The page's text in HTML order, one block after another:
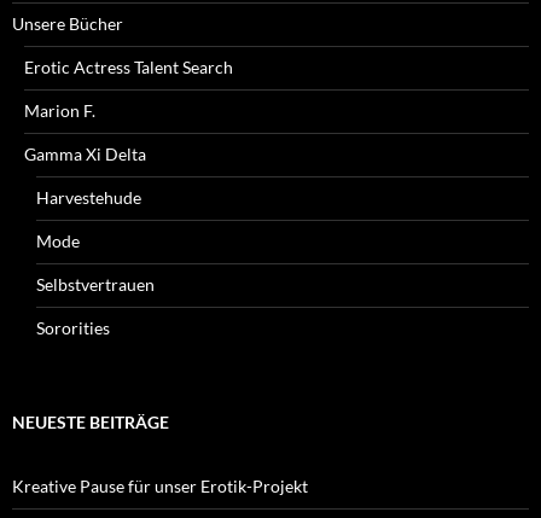
Unsere Bücher
Erotic Actress Talent Search
Marion F.
Gamma Xi Delta
Harvestehude
Mode
Selbstvertrauen
Sororities
NEUESTE BEITRÄGE
Kreative Pause für unser Erotik-Projekt